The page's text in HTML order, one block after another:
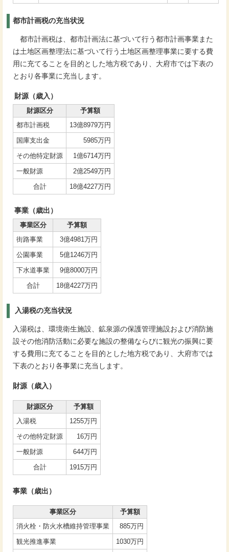
都市計画税の充当状況
都市計画税は、都市計画法に基づいて行う都市計画事業また
は土地区画整理法に基づいて行う土地区画整理事業に要する費
用に充てることを目的とした地方税であり、大府市では下表の
とおり各事業に充当します。
財源（歳入）
財源区分
予算額
都市計画税
13億8979万円
国庫支出金
5985万円
その他特定財源
1億6714万円
一般財源
2億2549万円
合計
18億4227万円
事業（歳出）
事業区分
予算額
街路事業
3億4981万円
公園事業
5億1246万円
下水道事業
9億8000万円
合計
18億4227万円
入湯税の充当状況
入湯税は、環境衛生施設、鉱泉源の保護管理施設および消防施
設その他消防活動に必要な施設の整備ならびに観光の振興に要
する費用に充てることを目的とした地方税であり、大府市では
下表のとおり各事業に充当します。
財源（歳入）
財源区分
予算額
入湯税
1255万円
その他特定財源
16万円
一般財源
644万円
合計
1915万円
事業（歳出）
事業区分
予算額
消火栓・防火水槽維持管理事業
885万円
観光推進事業
1030万円